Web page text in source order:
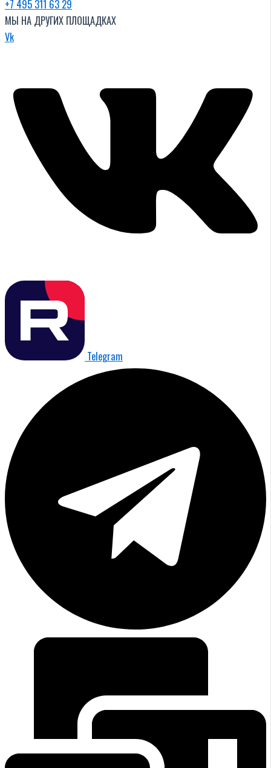
+7 495 311 63 29
МЫ НА ДРУГИХ ПЛОЩАДКАХ
Vk
Telegram